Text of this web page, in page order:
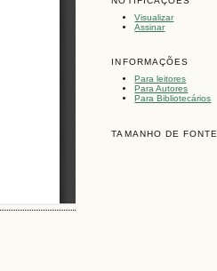
Visualizar
Assinar
INFORMAÇÕES
Para leitores
Para Autores
Para Bibliotecários
TAMANHO DE FONTE